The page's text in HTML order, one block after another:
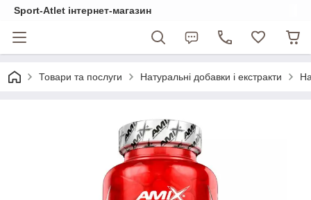
Sport-Atlet інтернет-магазин
Товари та послуги Натуральні добавки і екстракти